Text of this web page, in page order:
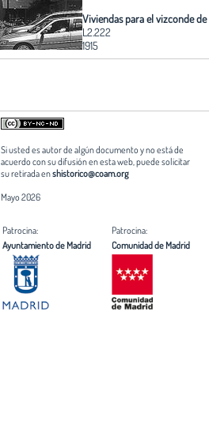
Viviendas para el vizconde de
L2.222
1915
Si usted es autor de algún documento y no está de
acuerdo con su difusión en esta web, puede solicitar
su retirada enshistorico@coam.org
Mayo 2026
Patrocina:
Ayuntamiento de Madrid
Patrocina:
Comunidad de Madrid